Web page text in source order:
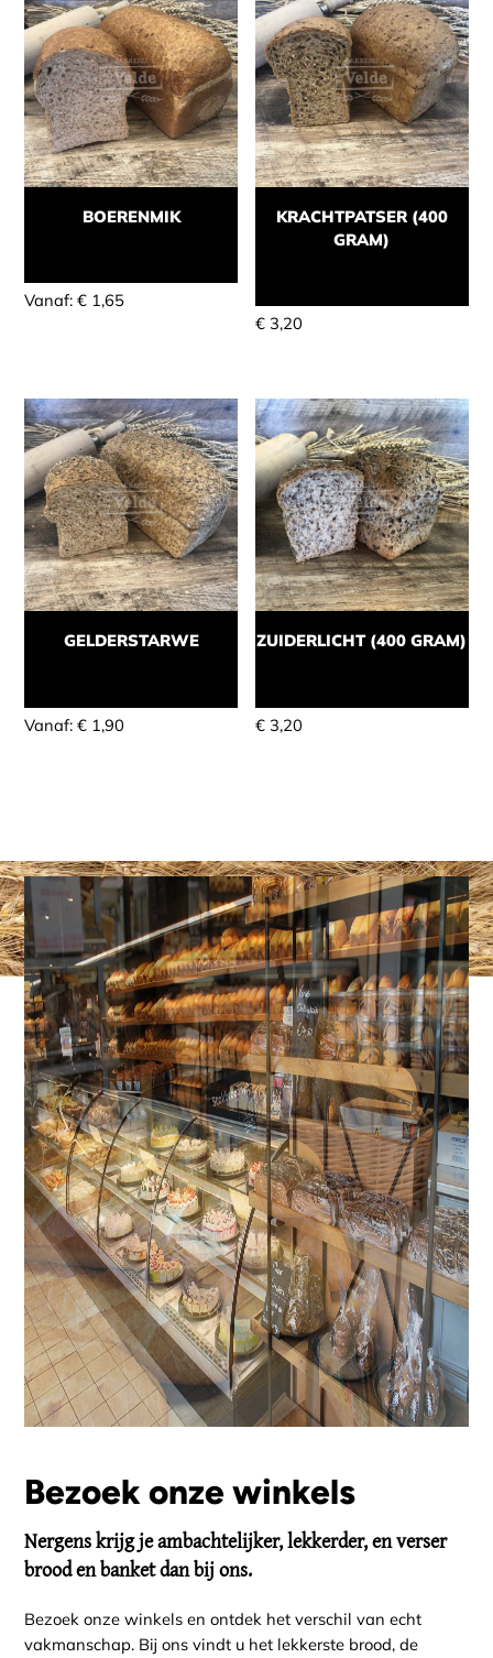
BOERENMIK
Vanaf:€ 1,65
KRACHTPATSER (400
GRAM)
€ 3,20
GELDERSTARWE
Vanaf:€ 1,90
ZUIDERLICHT (400 GRAM)
€ 3,20
Bezoek onze winkels
Nergens krijg je ambachtelijker, lekkerder, en verser
brood en banket dan bij ons.
Bezoek onze winkels en ontdek het verschil van echt
vakmanschap. Bij ons vindt u het lekkerste brood, de